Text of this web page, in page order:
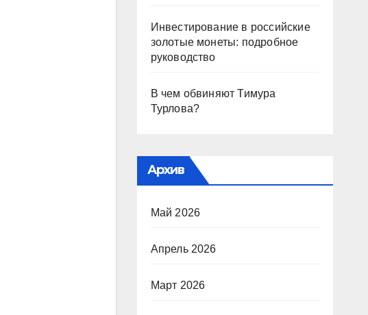
Инвестирование в российские
золотые монеты: подробное
руководство
В чем обвиняют Тимура
Турлова?
Архив
Май 2026
Апрель 2026
Март 2026